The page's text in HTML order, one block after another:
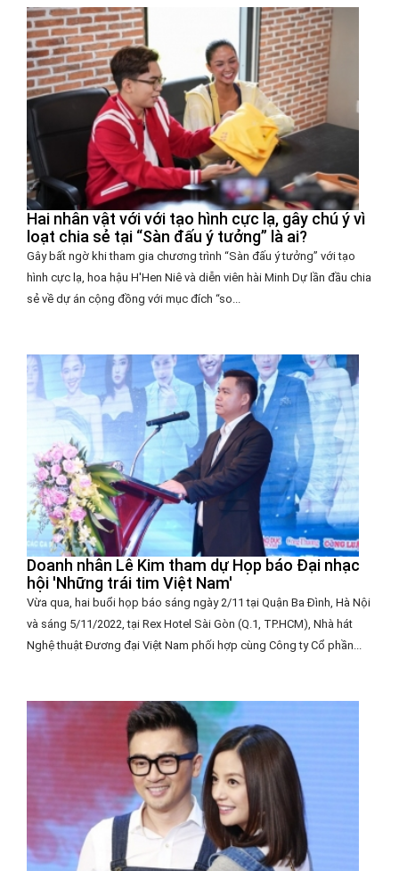
Hai nhân vật với với tạo hình cực lạ, gây chú ý vì
loạt chia sẻ tại “Sàn đấu ý tưởng” là ai?
Gây bất ngờ khi tham gia chương trình “Sàn đấu ý tưởng” với tạo
hình cực lạ, hoa hậu H'Hen Niê và diễn viên hài Minh Dự lần đầu chia
sẻ về dự án cộng đồng với mục đích “so...
Doanh nhân Lê Kim tham dự Họp báo Đại nhạc
hội 'Những trái tim Việt Nam'
Vừa qua, hai buổi họp báo sáng ngày 2/11 tại Quận Ba Đình, Hà Nội
và sáng 5/11/2022, tại Rex Hotel Sài Gòn (Q.1, TP.HCM), Nhà hát
Nghệ thuật Đương đại Việt Nam phối hợp cùng Công ty Cổ phần...